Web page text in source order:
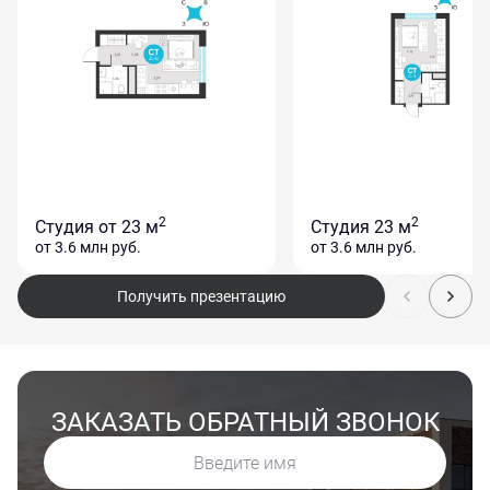
Студия от 23 м2
от 3.6 млн руб.
Студия 23 м2
от 3.6 млн руб.
Получить презентацию
ЗАКАЗАТЬ ОБРАТНЫЙ ЗВОНОК